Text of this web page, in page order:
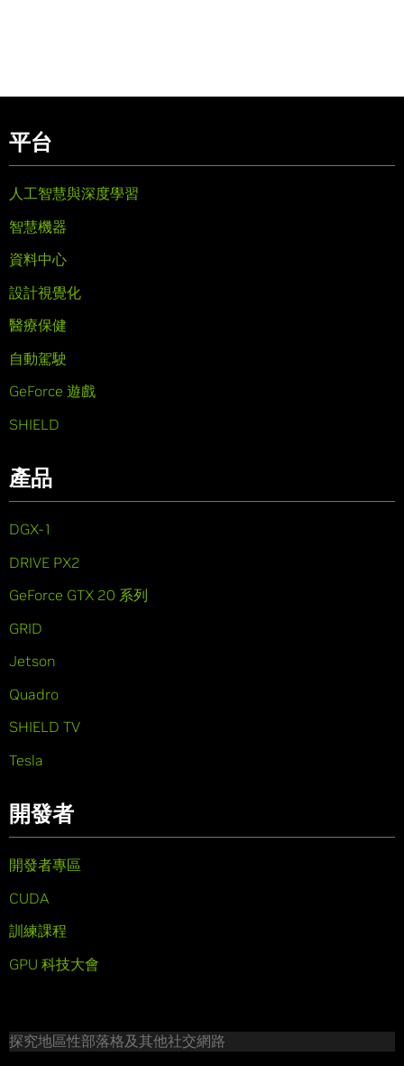
平台
人工智慧與深度學習
智慧機器
資料中心
設計視覺化
醫療保健
自動駕駛
GeForce 遊戲
SHIELD
產品
DGX-1
DRIVE PX2
GeForce GTX 20 系列
GRID
Jetson
Quadro
SHIELD TV
Tesla
開發者
開發者專區
CUDA
訓練課程
GPU 科技大會
探究地區性部落格及其他社交網路